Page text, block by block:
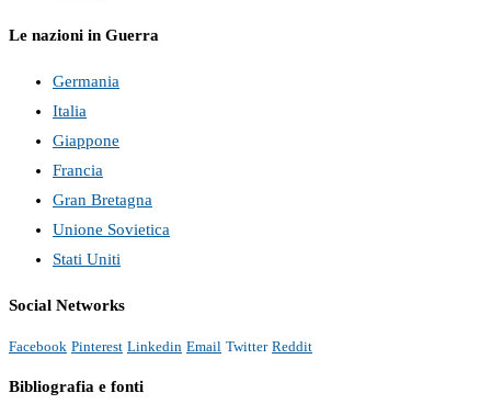
Le nazioni in Guerra
Germania
Italia
Giappone
Francia
Gran Bretagna
Unione Sovietica
Stati Uniti
Social Networks
Facebook Pinterest Linkedin Email Twitter Reddit
Bibliografia e fonti